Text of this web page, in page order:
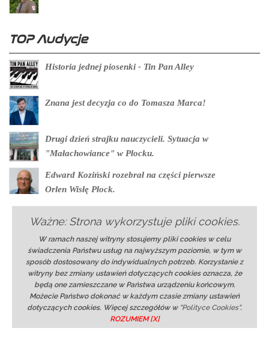
TOP Audycje
Historia jednej piosenki - Tin Pan Alley
Znana jest decyzja co do Tomasza Marca!
Drugi dzień strajku nauczycieli. Sytuacja w
"Małachowiance" w Płocku.
Edward Koziński rozebrał na części pierwsze
Orlen Wisłę Płock.
PARTNERZY
SPR Wisła Płock
Wisła Płock
Drukarnia Szmydt
onlineradiobox.com
Ważne: Strona wykorzystuje pliki cookies.
W ramach naszej witryny stosujemy pliki cookies w celu
świadczenia Państwu usług na najwyższym poziomie, w tym w
sposób dostosowany do indywidualnych potrzeb. Korzystanie z
witryny bez zmiany ustawień dotyczących cookies oznacza, że
będą one zamieszczane w Państwa urządzeniu końcowym.
Możecie Państwo dokonać w każdym czasie zmiany ustawień
dotyczących cookies. Więcej szczegółów w "Polityce Cookies".
ROZUMIEM [X]